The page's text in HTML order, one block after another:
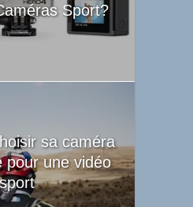
Sport?
sa caméra
pour une vidéo